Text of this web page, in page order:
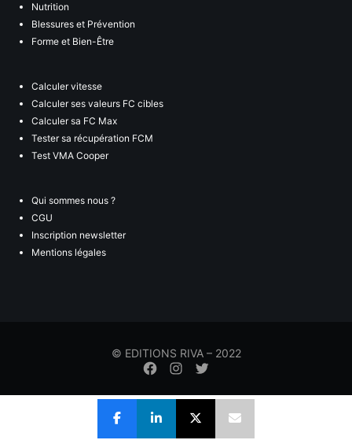
Nutrition
Blessures et Prévention
Forme et Bien-Être
Calculer vitesse
Calculer ses valeurs FC cibles
Calculer sa FC Max
Tester sa récupération FCM
Test VMA Cooper
Qui sommes nous ?
CGU
Inscription newsletter
Mentions légales
© EDITIONS RIVA – 2022
Élément
menude
de